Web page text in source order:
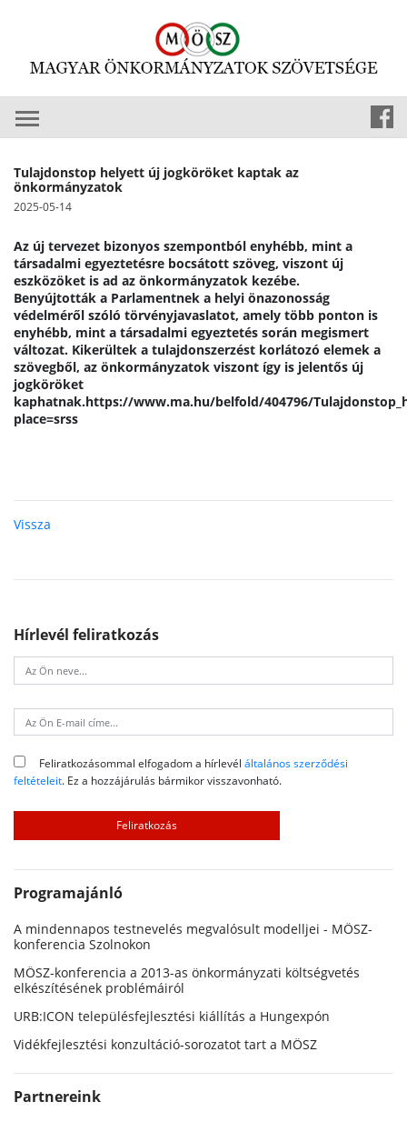
Tulajdonstop helyett új jogköröket kaptak az
önkormányzatok
2025-05-14
Az új tervezet bizonyos szempontból enyhébb, mint a
társadalmi egyeztetésre bocsátott szöveg, viszont új
eszközöket is ad az önkormányzatok kezébe.
Benyújtották a Parlamentnek a helyi önazonosság
védelméről szóló törvényjavaslatot, amely több ponton is
enyhébb, mint a társadalmi egyeztetés során megismert
változat. Kikerültek a tulajdonszerzést korlátozó elemek a
szövegből, az önkormányzatok viszont így is jelentős új
jogköröket
kaphatnak.https://www.ma.hu/belfold/404796/
place=srss
Vissza
Hírlevél feliratkozás
Feliratkozásommal elfogadom a hírlevél általános szerződési
feltételeit. Ez a hozzájárulás bármikor visszavonható.
Programajánló
A mindennapos testnevelés megvalósult modelljei - MÖSZ-
konferencia Szolnokon
MÖSZ-konferencia a 2013-as önkormányzati költségvetés
elkészítésének problémáiról
URB:ICON településfejlesztési kiállítás a Hungexpón
Vidékfejlesztési konzultáció-sorozatot tart a MÖSZ
Partnereink